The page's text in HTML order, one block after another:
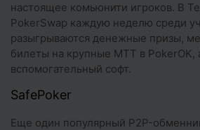
настоящее комьюнити игроков. В
PokerSwap каждую неделю среди
разыгрываются денежные призы,
билеты на крупные МТТ в PokerOK,
вспомогательный софт.
SafePoker
Еще один популярный P2P-